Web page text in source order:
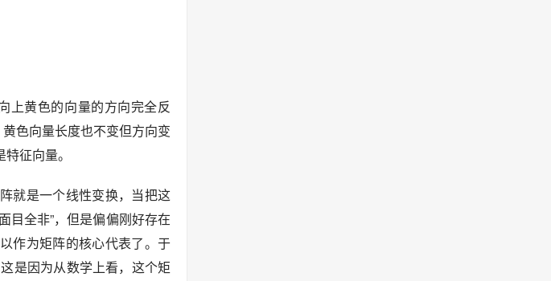
上黄色的向量的方向完全反
色向量长度也不变但方向变
征向量。
就是一个线性变换，当把这
目全非”，但是偏偏刚好存在
作为矩阵的核心代表了。于
是因为从数学上看，这个矩